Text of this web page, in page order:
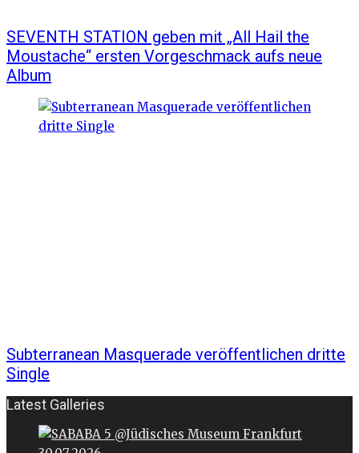
SEVENTH STATION geben mit „All Hail the
Moustache“ ersten Vorgeschmack aufs neue
Album
Subterranean Masquerade veröffentlichen dritte
Single
Latest Galleries